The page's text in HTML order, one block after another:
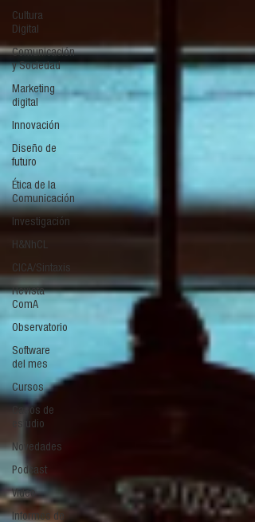
Cultura
Digital
Comunicación
y Sociedad
Marketing
digital
Innovación
Diseño de
futuro
Ética de la
Comunicación
Investigación
H&NhCL
CICA/Sintaxis
Revista
ComA
Observatorio
Software
del mes
Cursos
Casos de
estudio
Novedades
Podcast
Video
Informes de